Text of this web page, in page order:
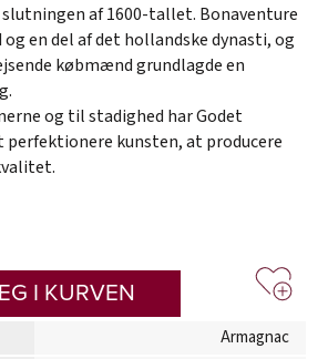
af 1600-tallet. Bonaventure
en del af det hollandske dynasti, og
købmænd grundlagde en
og til stadighed har Godet
perfektionere kunsten, at producere
I KURVEN
Armagnac